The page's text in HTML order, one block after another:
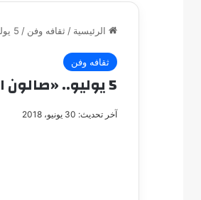
الرئيسية / ثقافه وفن / 5 يوليو.. «صالون السينما الوثائقية» فى الهناجر
ثقافه وفن
5 يوليو.. «صالون السينما الوثائقية» فى الهناجر
آخر تحديث: 30 يونيو، 2018